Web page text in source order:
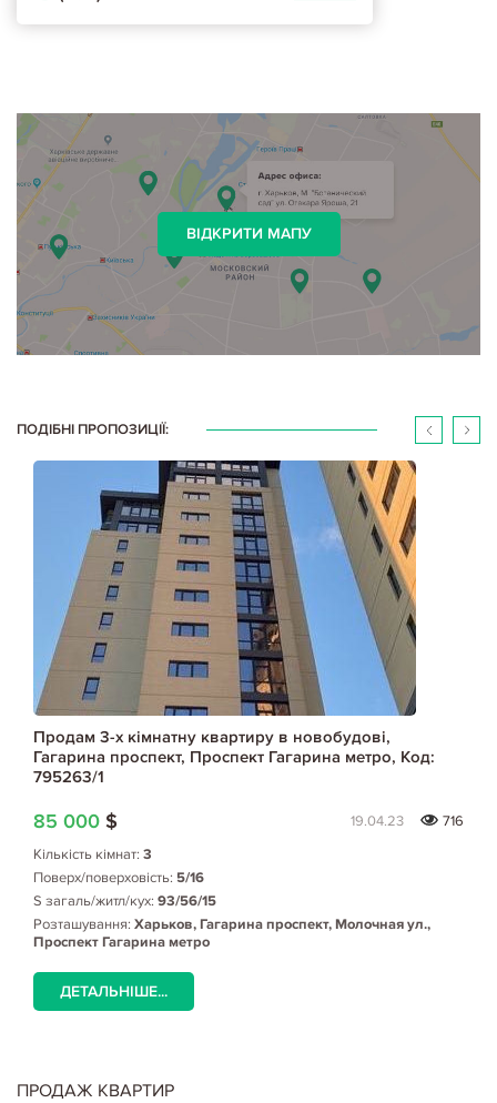
ВІДКРИТИ МАПУ
ПОДІБНІ ПРОПОЗИЦІЇ:
Продам 3-х кімнатну квартиру в новобудові,
Гагарина проспект, Проспект Гагарина метро, Код:
795263/1
85 000 $ 19.04.23
716
Кількість кімнат: 3
Поверх/поверховість: 5/16
S загаль/житл/кух: 93/56/15
Розташування: Харьков, Гагарина проспект, Молочная ул.,
Проспект Гагарина метро
ДЕТАЛЬНІШЕ...
ПРОДАЖ КВАРТИР